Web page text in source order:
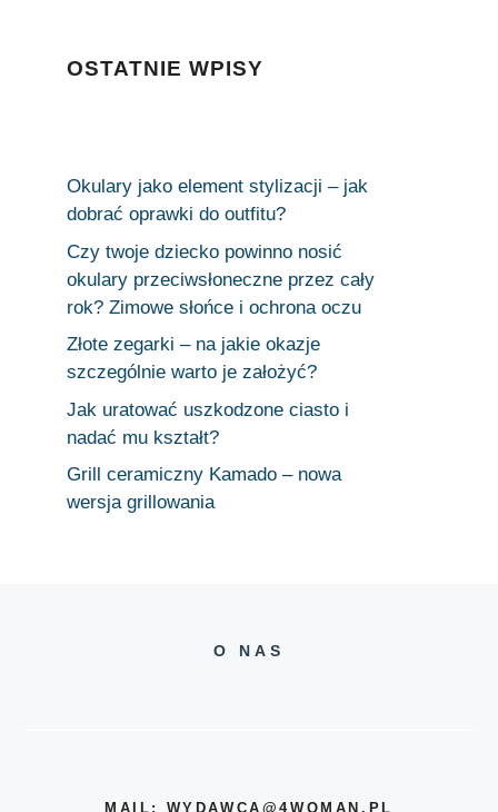
OSTATNIE WPISY
Okulary jako element stylizacji – jak
dobrać oprawki do outfitu?
Czy twoje dziecko powinno nosić
okulary przeciwsłoneczne przez cały
rok? Zimowe słońce i ochrona oczu
Złote zegarki – na jakie okazje
szczególnie warto je założyć?
Jak uratować uszkodzone ciasto i
nadać mu kształt?
Grill ceramiczny Kamado – nowa
wersja grillowania
O NAS
MAIL: WYDAWCA@4WOMAN.PL